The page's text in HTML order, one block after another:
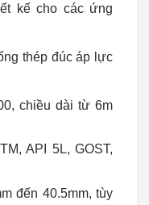
kế cho các ứng
thép đúc áp lực
chiều dài từ 6m
API 5L, GOST,
đến 40.5mm, tùy